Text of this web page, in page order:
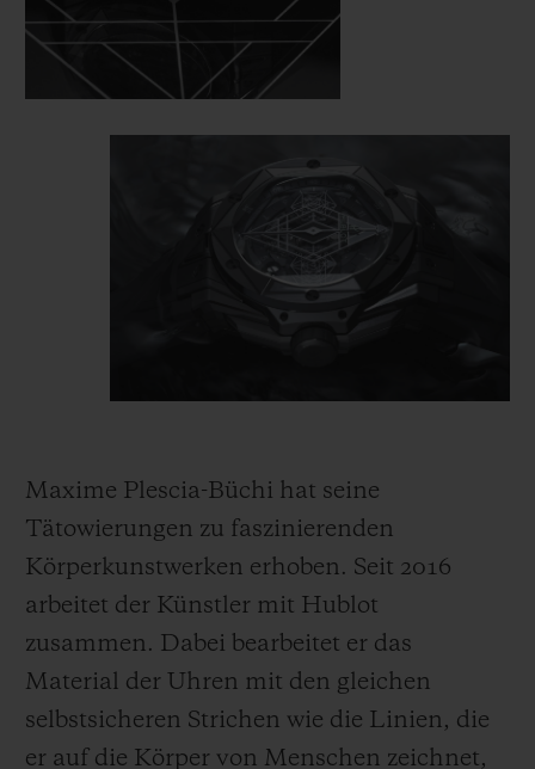
Maxime Plescia-Büchi hat seine
Tätowierungen zu faszinierenden
Körperkunstwerken erhoben. Seit 2016
arbeitet der Künstler mit Hublot
zusammen. Dabei bearbeitet er das
Material der Uhren mit den gleichen
selbstsicheren Strichen wie die Linien, die
er auf die Körper von Menschen zeichnet,